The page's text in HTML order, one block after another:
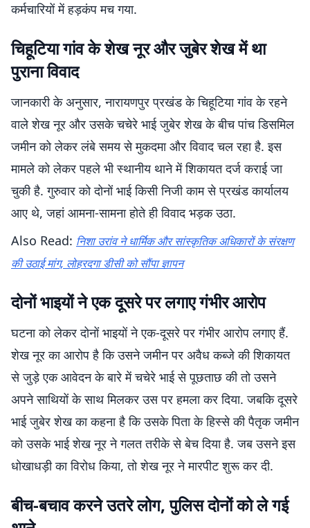
कर्मचारियों में हड़कंप मच गया.
चिहूटिया गांव के शेख नूर और जुबेर शेख में था
पुराना विवाद
जानकारी के अनुसार, नारायणपुर प्रखंड के चिहूटिया गांव के रहने
वाले शेख नूर और उसके चचेरे भाई जुबेर शेख के बीच पांच डिसमिल
जमीन को लेकर लंबे समय से मुकदमा और विवाद चल रहा है. इस
मामले को लेकर पहले भी स्थानीय थाने में शिकायत दर्ज कराई जा
चुकी है. गुरुवार को दोनों भाई किसी निजी काम से प्रखंड कार्यालय
आए थे, जहां आमना-सामना होते ही विवाद भड़क उठा.
Also Read: निशा उरांव ने धार्मिक और सांस्कृतिक अधिकारों के संरक्षण
की उठाई मांग, लोहरदगा डीसी को सौंपा ज्ञापन
दोनों भाइयों ने एक दूसरे पर लगाए गंभीर आरोप
घटना को लेकर दोनों भाइयों ने एक-दूसरे पर गंभीर आरोप लगाए हैं.
शेख नूर का आरोप है कि उसने जमीन पर अवैध कब्जे की शिकायत
से जुड़े एक आवेदन के बारे में चचेरे भाई से पूछताछ की तो उसने
अपने साथियों के साथ मिलकर उस पर हमला कर दिया. जबकि दूसरे
भाई जुबेर शेख का कहना है कि उसके पिता के हिस्से की पैतृक जमीन
को उसके भाई शेख नूर ने गलत तरीके से बेच दिया है. जब उसने इस
धोखाधड़ी का विरोध किया, तो शेख नूर ने मारपीट शुरू कर दी.
बीच-बचाव करने उतरे लोग, पुलिस दोनों को ले गई